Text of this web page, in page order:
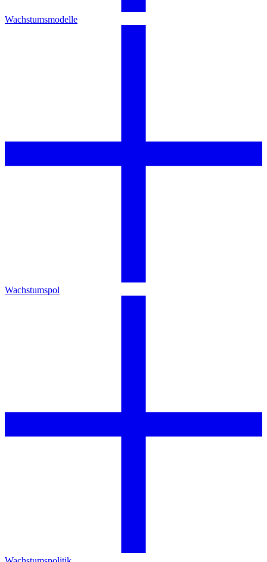
Wachstumsmodelle
Wachstumspol